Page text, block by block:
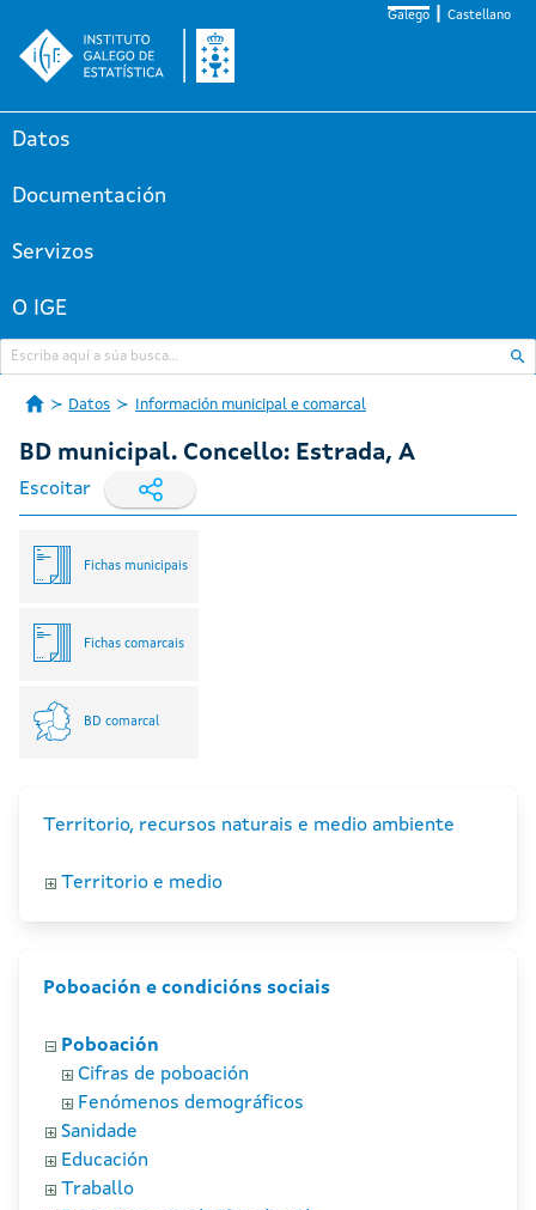
Galego Castellano
Datos
Documentación
Servizos
O IGE
Datos Información municipal e comarcal
BD municipal. Concello: Estrada, A
Escoitar
Fichas municipais
Fichas comarcais
BD comarcal
Territorio, recursos naturais e medio ambiente
Territorio e medio
Poboación e condicións sociais
Poboación
Cifras de poboación
Fenómenos demográficos
Sanidade
Educación
Traballo